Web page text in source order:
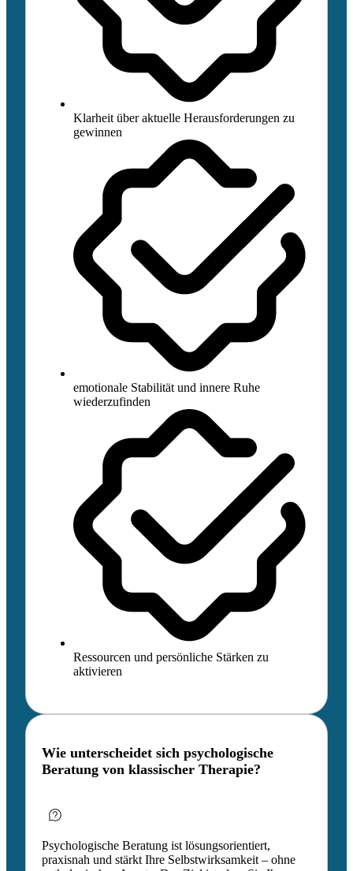
Klarheit über aktuelle Herausforderungen zu
gewinnen
emotionale Stabilität und innere Ruhe
wiederzufinden
Ressourcen und persönliche Stärken zu
aktivieren
Wie unterscheidet sich psychologische
Beratung von klassischer Therapie?
Psychologische Beratung ist lösungsorientiert,
praxisnah und stärkt Ihre Selbstwirksamkeit – ohne